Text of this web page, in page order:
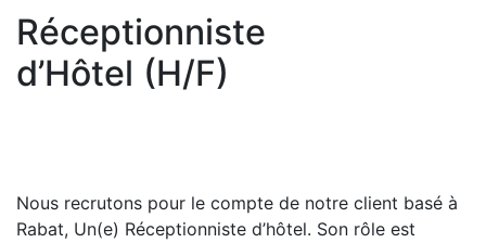
Réceptionniste
d’Hôtel (H/F)
Nous recrutons pour le compte de notre client basé à
Rabat, Un(e) Réceptionniste d’hôtel. Son rôle est